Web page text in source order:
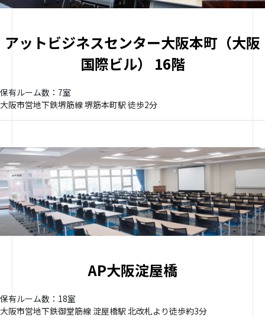
アットビジネスセンター大阪本町（大阪
国際ビル） 16階
保有ルーム数：7室
大阪市営地下鉄堺筋線 堺筋本町駅 徒歩2分
AP大阪淀屋橋
保有ルーム数：18室
大阪市営地下鉄御堂筋線 淀屋橋駅 北改札より徒歩約3分